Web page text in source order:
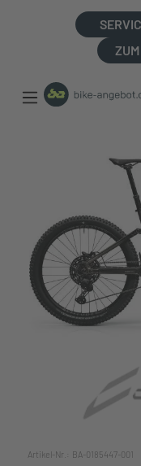
Bildergalerie
Artikel-Nr.: BA-0185447-001